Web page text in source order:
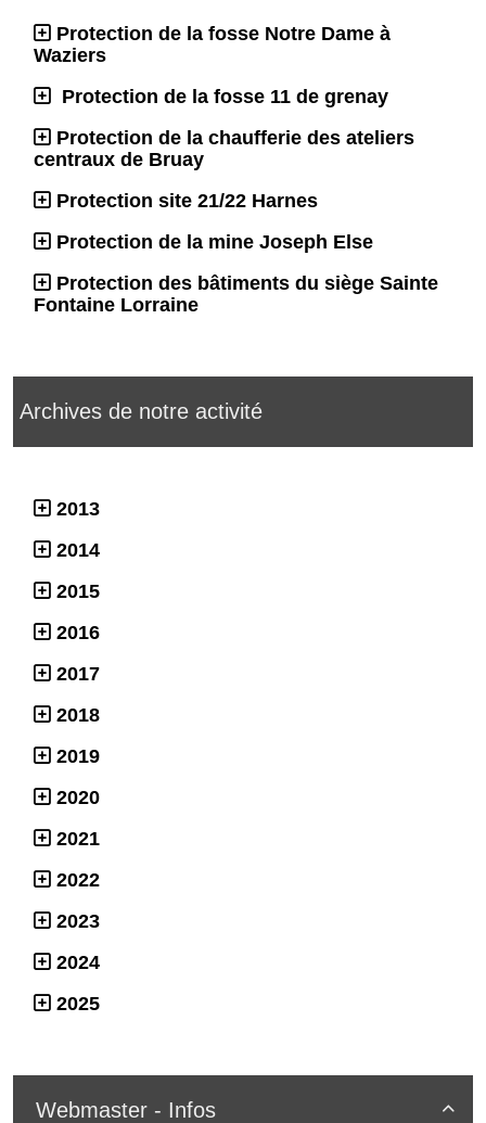
Protection de la fosse Notre Dame à
Waziers
Protection de la fosse 11 de grenay
Protection de la chaufferie des ateliers
centraux de Bruay
Protection site 21/22 Harnes
Protection de la mine Joseph Else
Protection des bâtiments du siège Sainte
Fontaine Lorraine
Archives de notre activité
2013
2014
2015
2016
2017
2018
2019
2020
2021
2022
2023
2024
2025

Webmaster - Infos